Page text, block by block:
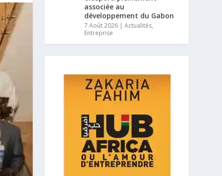
associée au
développement du Gabon
7 Août 2026 |Actualités,
Entreprise